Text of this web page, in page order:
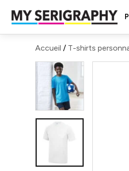
Accueil / T-shirts